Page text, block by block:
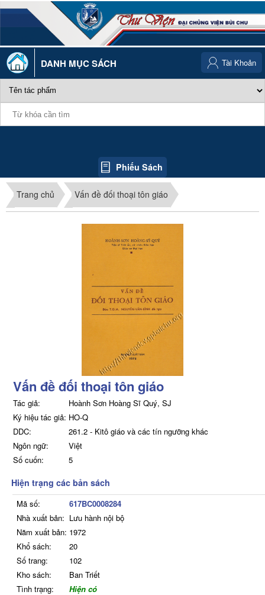
DANH MỤC SÁCH
Phiếu Sách
Tài Khoản
Trang chủ Vấn đề đối thoại tôn giáo
Vấn đề đối thoại tôn giáo
Tác giả:
Hoành Sơn Hoàng Sĩ Quý, SJ
Ký hiệu tác giả: HO-Q
DDC:
261.2 - Kitô giáo và các tín ngưỡng khác
Ngôn ngữ:
Việt
Số cuốn:
5
Hiện trạng các bản sách
Mã số:
617BC0008284
Nhà xuất bản: Lưu hành nội bộ
Năm xuất bản: 1972
Khổ sách:
20
Số trang:
102
Kho sách:
Ban Triết
Tình trạng:
Hiện có